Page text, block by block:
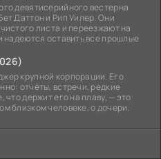
девятисерийного вестерна
Даттон и Рип Уилер. Они
листа и переезжают на
надеются оставить все прошлые
крупной корпорации. Его
отчёты, встречи, редкие
что держит его на плаву, — это
близком человеке, о дочери.